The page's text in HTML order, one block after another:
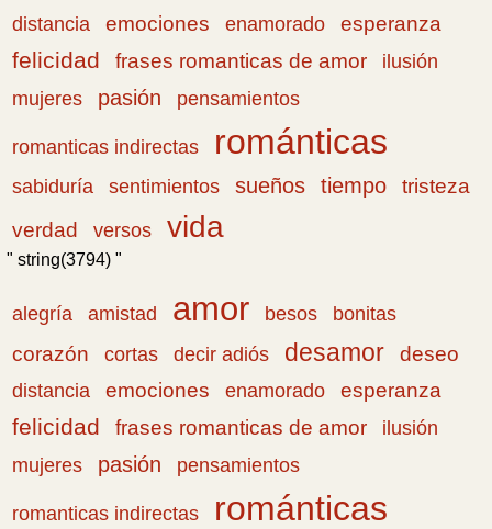
distancia emociones enamorado esperanza
felicidad frases romanticas de amor
ilusión
mujeres
pasión pensamientos
romanticas indirectas románticas
sabiduría sentimientos sueños tiempo
tristeza
verdad
versos vida
" string(3794) "
alegría amistad amor besos
bonitas
corazón
cortas decir adiós desamor deseo
distancia emociones enamorado esperanza
felicidad frases romanticas de amor
ilusión
mujeres
pasión pensamientos
romanticas indirectas románticas